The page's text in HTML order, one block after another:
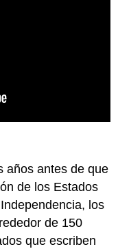
años antes de que
de los Estados
los
de 150
que escriben